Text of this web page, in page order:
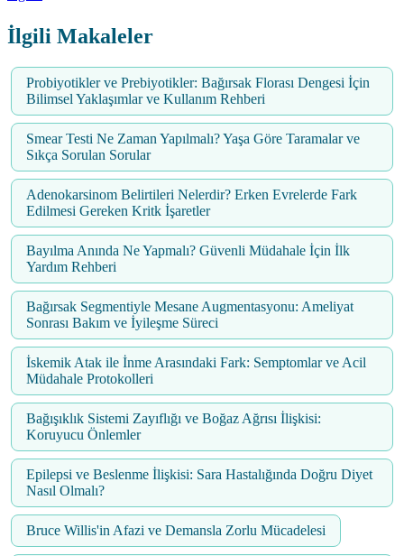
İlgili Makaleler
Probiyotikler ve Prebiyotikler: Bağırsak Florası Dengesi İçin
Bilimsel Yaklaşımlar ve Kullanım Rehberi
Smear Testi Ne Zaman Yapılmalı? Yaşa Göre Taramalar ve
Sıkça Sorulan Sorular
Adenokarsinom Belirtileri Nelerdir? Erken Evrelerde Fark
Edilmesi Gereken Kritk İşaretler
Bayılma Anında Ne Yapmalı? Güvenli Müdahale İçin İlk
Yardım Rehberi
Bağırsak Segmentiyle Mesane Augmentasyonu: Ameliyat
Sonrası Bakım ve İyileşme Süreci
İskemik Atak ile İnme Arasındaki Fark: Semptomlar ve Acil
Müdahale Protokolleri
Bağışıklık Sistemi Zayıflığı ve Boğaz Ağrısı İlişkisi:
Koruyucu Önlemler
Epilepsi ve Beslenme İlişkisi: Sara Hastalığında Doğru Diyet
Nasıl Olmalı?
Bruce Willis'in Afazi ve Demansla Zorlu Mücadelesi